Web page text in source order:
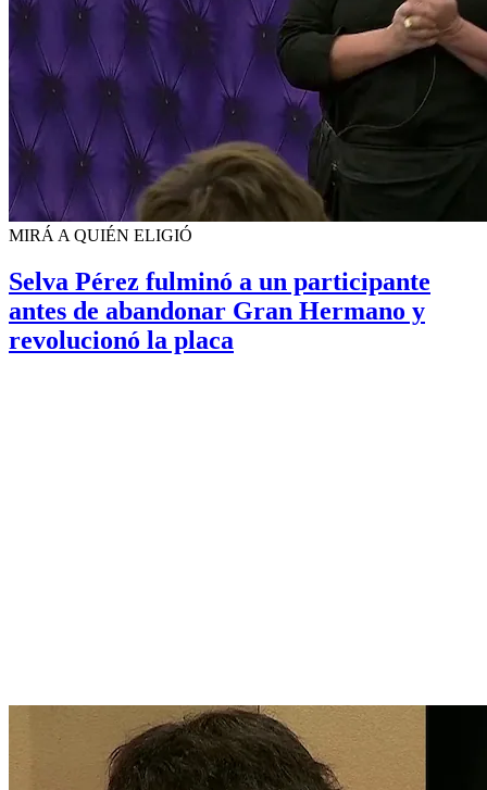
MIRÁ A QUIÉN ELIGIÓ
Selva Pérez fulminó a un participante
antes de abandonar Gran Hermano y
revolucionó la placa